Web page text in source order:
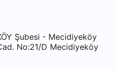
Şubesi - Mecidiyeköy
No:21/D Mecidiyeköy